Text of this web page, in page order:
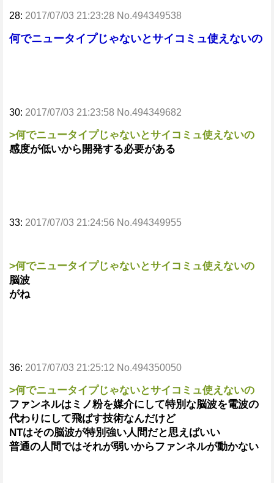
28: 2017/07/03 21:23:28 No.494349538
何でニュータイプじゃないとサイコミュ使えないの
30: 2017/07/03 21:23:58 No.494349682
>何でニュータイプじゃないとサイコミュ使えないの
感度が低いから開発する必要がある
33: 2017/07/03 21:24:56 No.494349955
>何でニュータイプじゃないとサイコミュ使えないの
脳波
がね
36: 2017/07/03 21:25:12 No.494350050
>何でニュータイプじゃないとサイコミュ使えないの
ファンネルはミノ粉を媒介にして特別な脳波を電波の
代わりにして飛ばす技術なんだけど
NTはその脳波が特別強い人間だと思えばいい
普通の人間ではそれが弱いからファンネルが動かない